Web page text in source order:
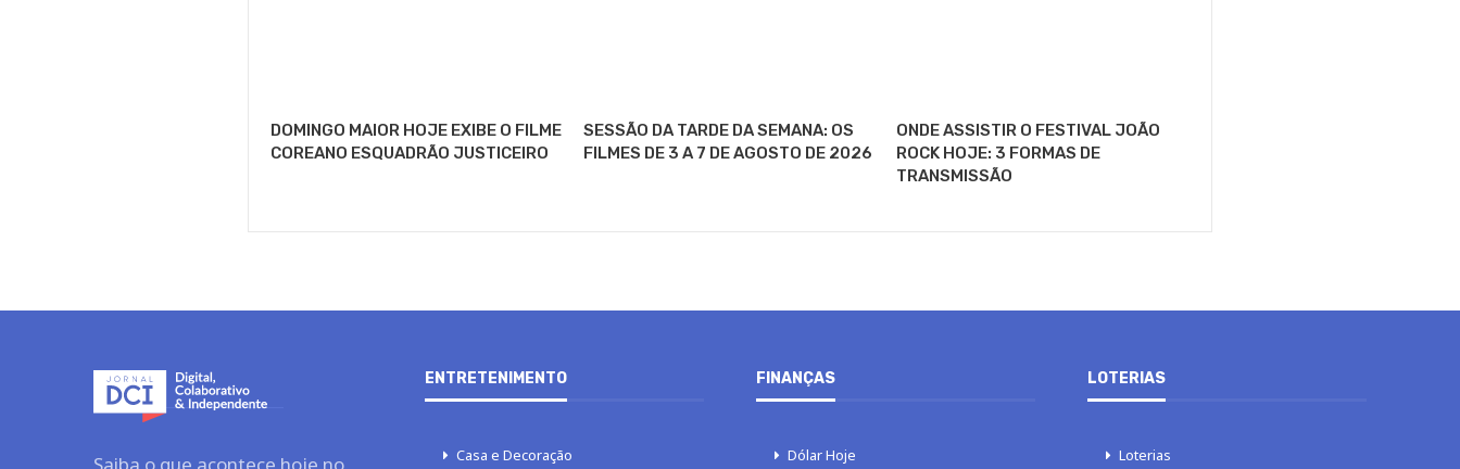
DOMINGO MAIOR HOJE EXIBE O FILME
COREANO ESQUADRÃO JUSTICEIRO
SESSÃO DA TARDE DA SEMANA: OS
FILMES DE 3 A 7 DE AGOSTO DE 2026
ONDE ASSISTIR O FESTIVAL JOÃO
ROCK HOJE: 3 FORMAS DE
TRANSMISSÃO
ENTRETENIMENTO
Casa e Decoração
FINANÇAS
Dólar Hoje
LOTERIAS
Loterias